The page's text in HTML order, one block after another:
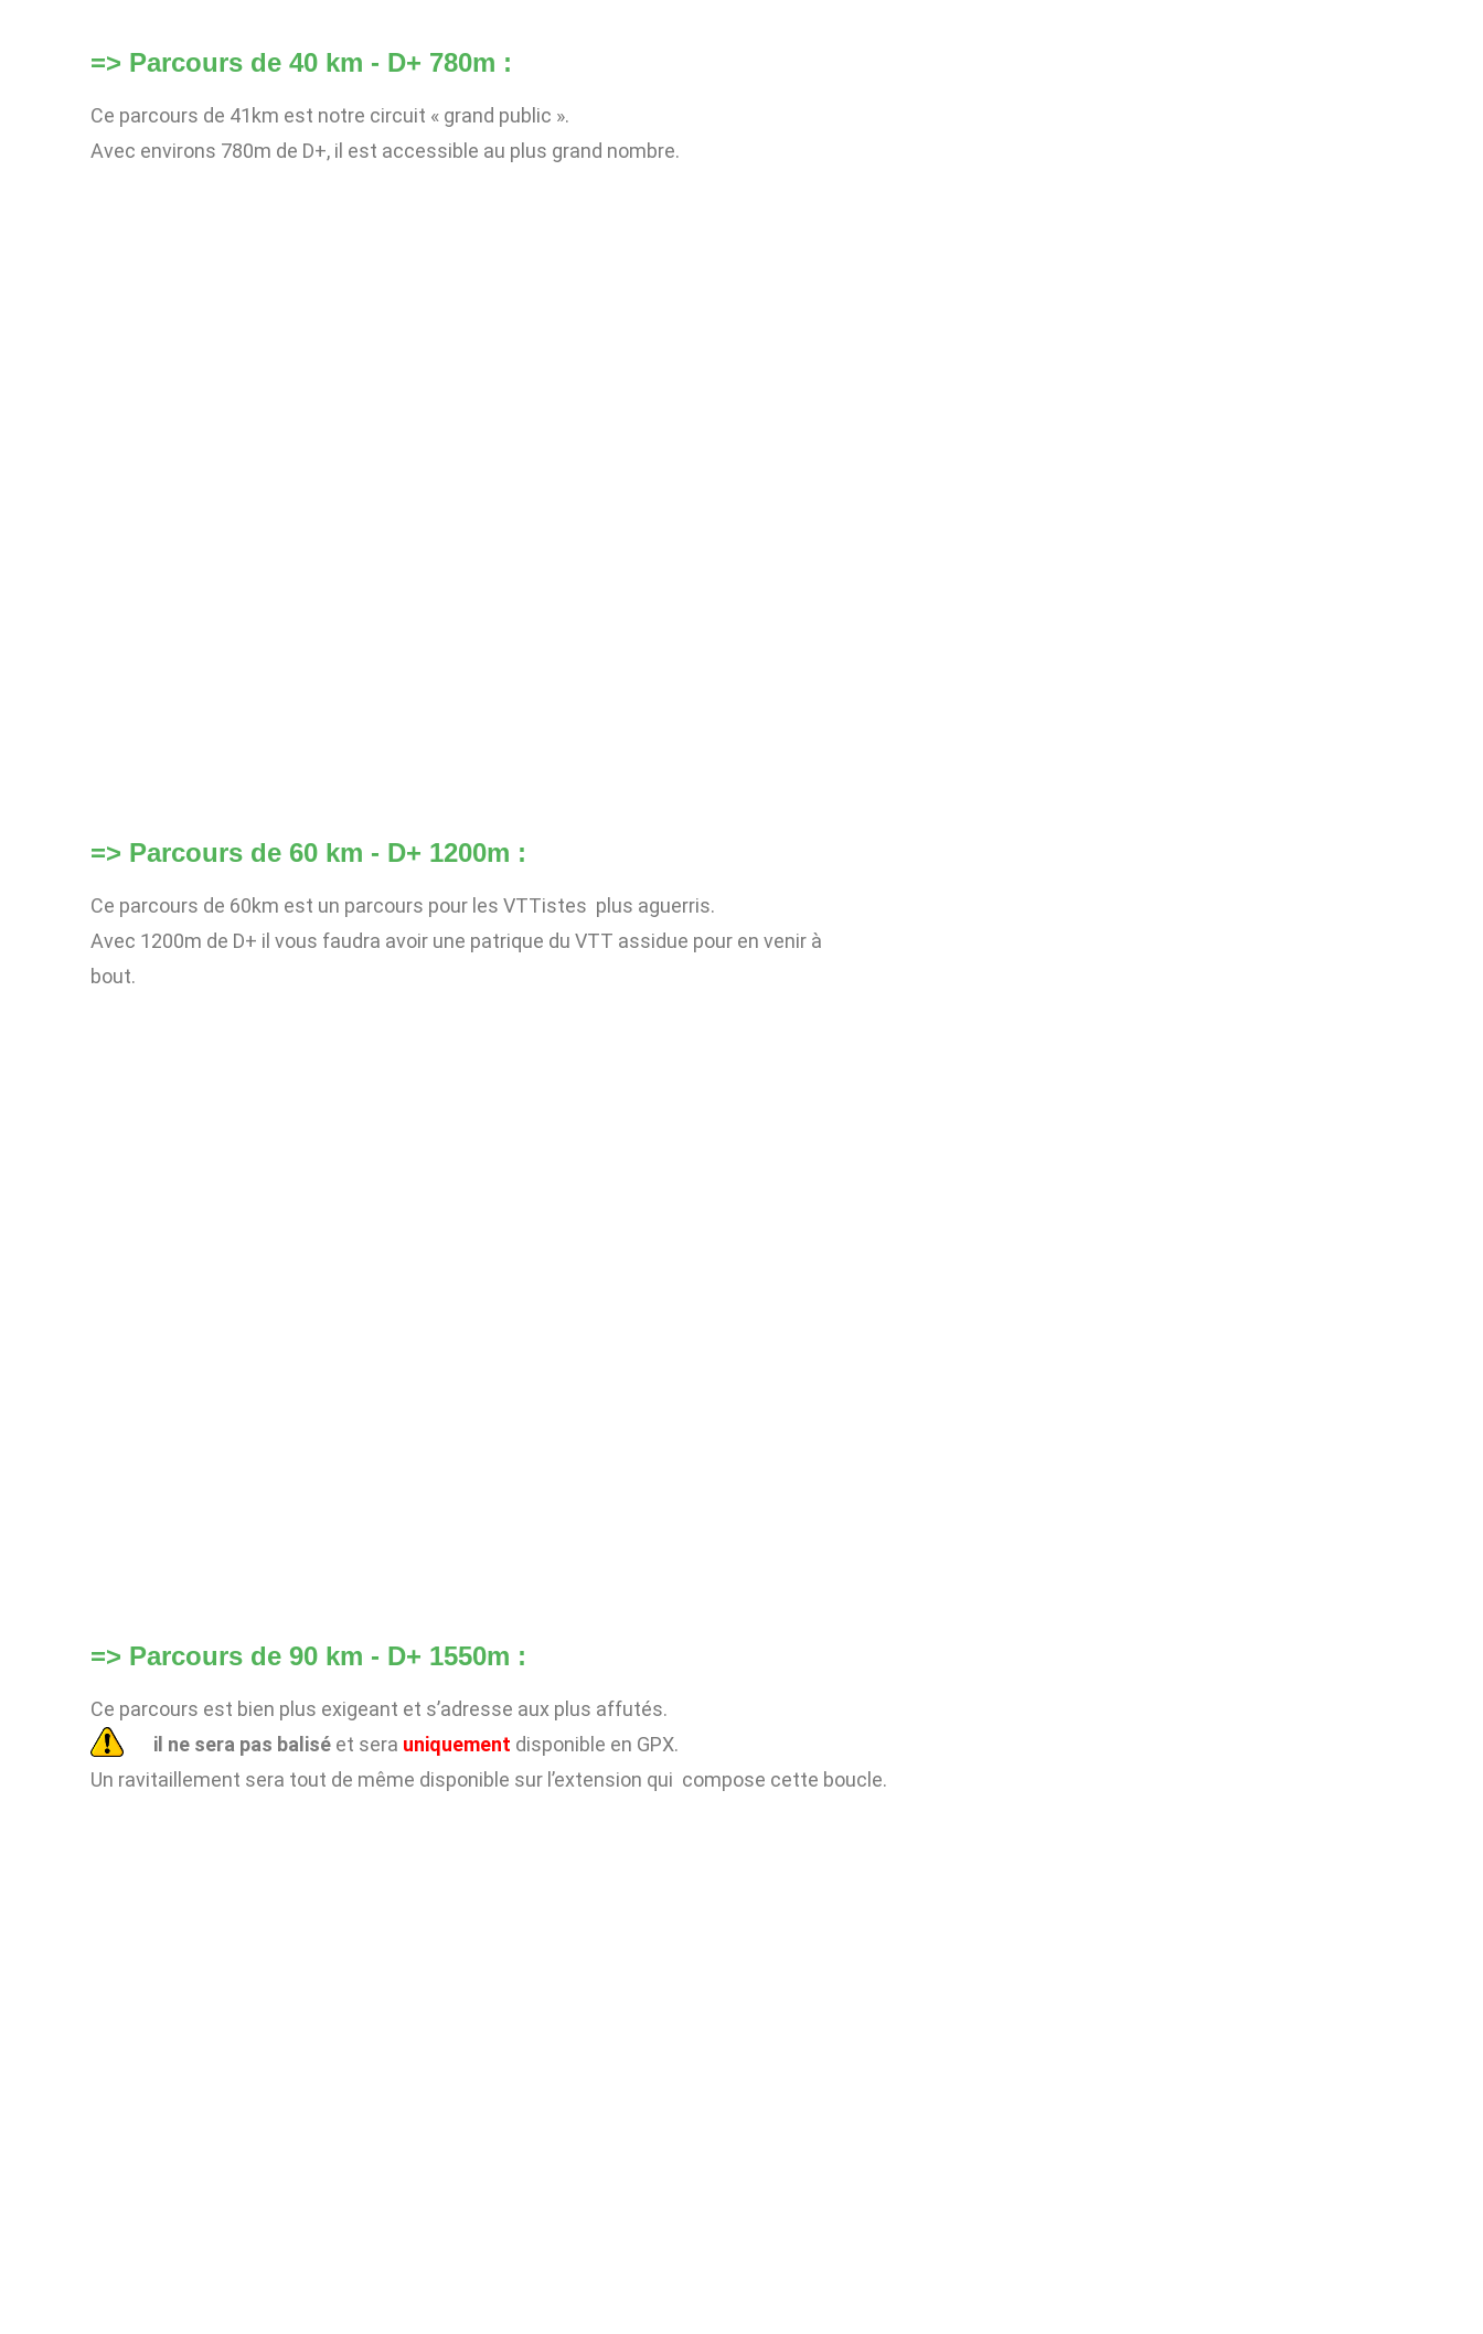
=> Parcours de 40 km - D+ 780m :
Ce parcours de 41km est notre circuit « grand public ».
Avec environs 780m de D+, il est accessible au plus grand nombre.
=> Parcours de 60 km - D+ 1200m :
Ce parcours de 60km est un parcours pour les VTTistes plus aguerris.
Avec 1200m de D+ il vous faudra avoir une patrique du VTT assidue pour en venir à
bout.
=> Parcours de 90 km - D+ 1550m :
Ce parcours est bien plus exigeant et s’adresse aux plus affutés.
il ne sera pas balisé et sera uniquement disponible en GPX.
Un ravitaillement sera tout de même disponible sur l’extension qui compose cette boucle.